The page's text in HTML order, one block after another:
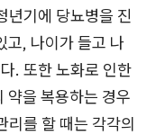
년기에 당뇨병을 진
고, 나이가 들고 나
. 또한 노화로 인한
약을 복용하는 경우
리를 할 때는 각각의